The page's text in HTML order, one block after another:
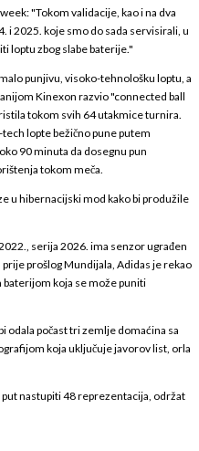
"Tokom validacije, kao i na dva
i 2025. koje smo do sada servisirali, u
loptu zbog slabe baterije."
punjivu, visoko-tehnološku loptu, a
Kinexon razvio "connected ball
tokom svih 64 utakmice turnira.
lopte bežično pune putem
90 minuta da dosegnu pun
tokom meča.
u hibernacijski mod kako bi produžile
serija 2026. ima senzor ugrađen
prošlog Mundijala, Adidas je rekao
koja se može puniti
odala počast tri zemlje domaćina sa
koja uključuje javorov list, orla
nastupiti 48 reprezentacija, održat